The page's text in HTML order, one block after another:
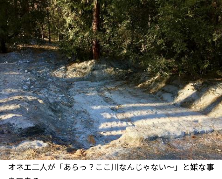
オネエ二人が「あらっ？ここ川なんじゃない〜」と嫌な事